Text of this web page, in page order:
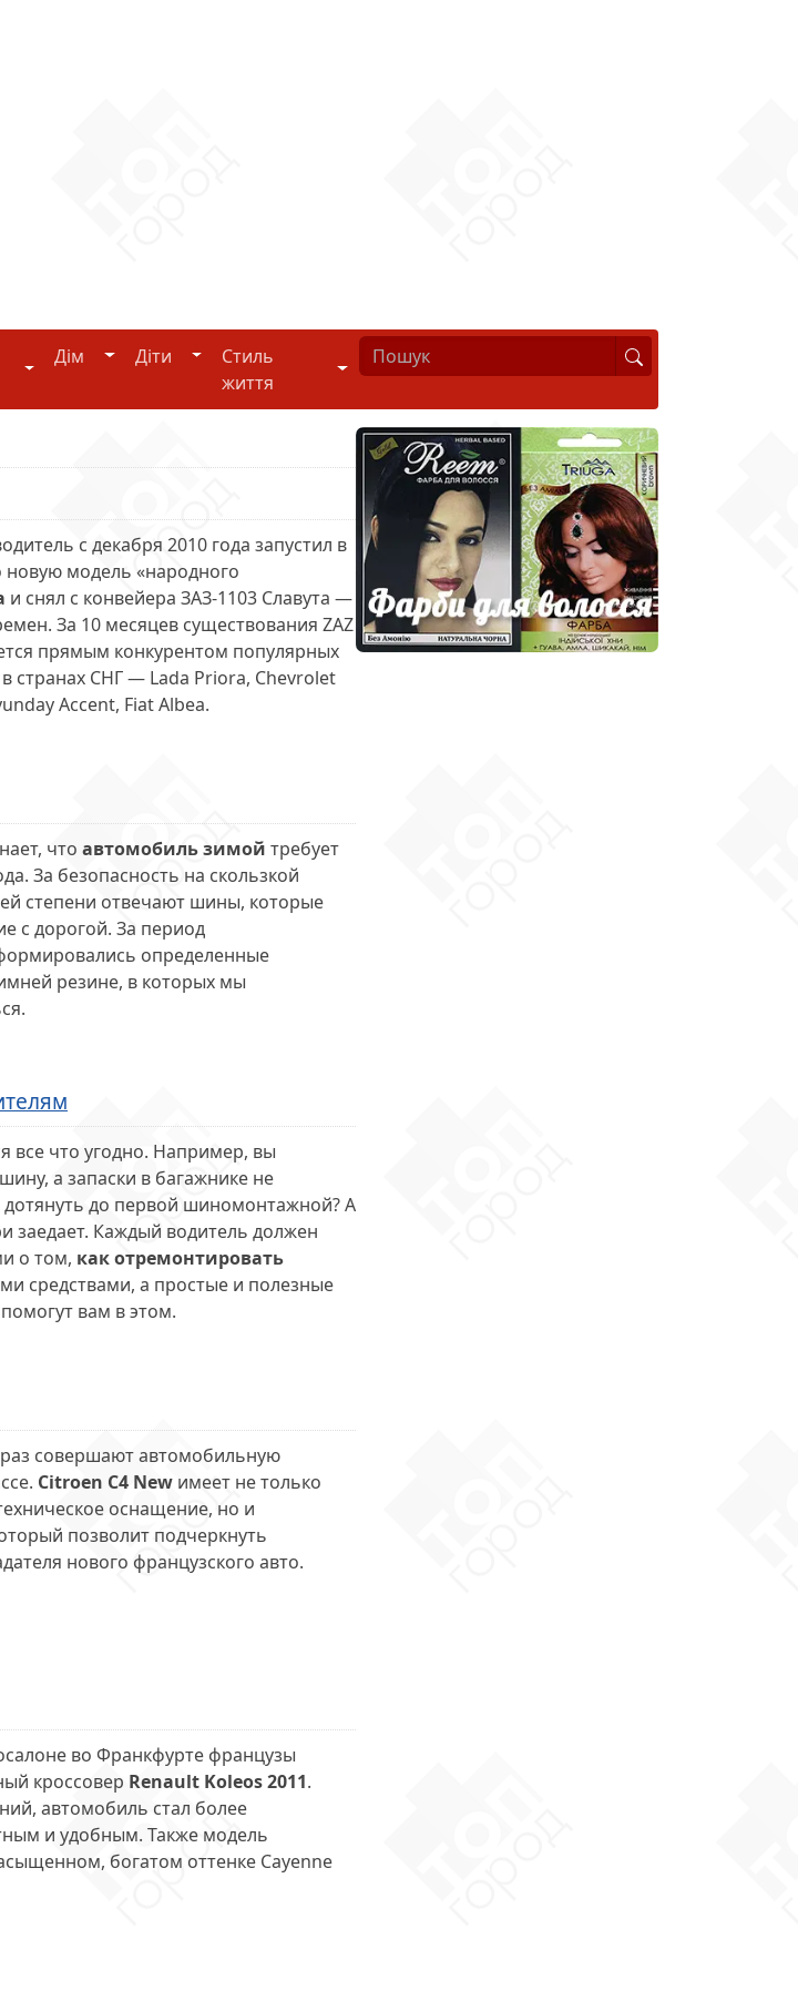
Для нього
Дім Дім Діти ДітиСтиль
життя
Стиль життя
с декабря 2010 года запустил в
новую модель «народного
и снял с конвейера ЗАЗ-1103 Славута —
За 10 месяцев существования ZAZ
прямым конкурентом популярных
странах СНГ — Lada Priora, Chevrolet
Accent, Fiat Albea.
что автомобиль зимой требует
За безопасность на скользкой
степени отвечают шины, которые
с дорогой. За период
определенные
резине, в которых мы
все что угодно. Например, вы
а запаски в багажнике не
дотянуть до первой шиномонтажной? А
заедает. Каждый водитель должен
о том, как отремонтировать
средствами, а простые и полезные
вам в этом.
совершают автомобильную
Сitroen С4 New имеет не только
оснащение, но и
позволит подчеркнуть
нового французского авто.
во Франкфурте французы
кроссовер Renault Koleos 2011.
автомобиль стал более
и удобным. Также модель
богатом оттенке Cayenne